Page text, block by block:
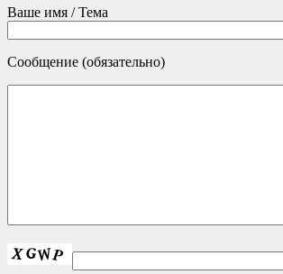
Ваше имя / Тема
Сообщение (обязательно)